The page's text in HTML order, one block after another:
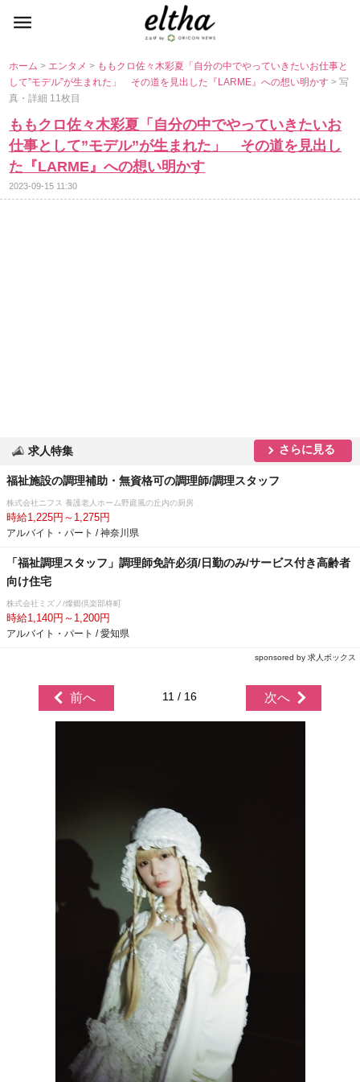
ホーム> エンタメ> ももクロ佐々木彩夏「自分の中でやっていきたいお仕事と
して”モデル”が生まれた」 その道を見出した『LARME』への想い明かす> 写
真・詳細 11枚目
ももクロ佐々木彩夏「自分の中でやっていきたいお
仕事として”モデル”が生まれた」 その道を見出し
た『LARME』への想い明かす
2023-09-15 11:30
求人特集 さらに見る
福祉施設の調理補助・無資格可の調理師/調理スタッフ
株式会社ニフス 養護老人ホーム野庭風の丘内の厨房
時給1,225円～1,275円
アルバイト・パート / 神奈川県
「福祉調理スタッフ」調理師免許必須/日勤のみ/サービス付き高齢者
向け住宅
株式会社ミズノ/燦郷倶楽部柊町
時給1,140円～1,200円
アルバイト・パート / 愛知県
sponsored by 求人ボックス
前へ 11 / 16 次へ